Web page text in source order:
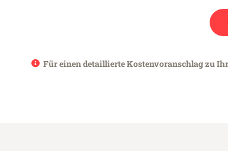
Für einen detaillierte Kostenvoranschlag zu